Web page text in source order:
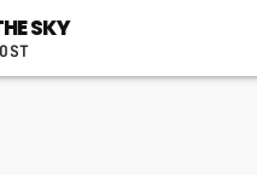
varius laoreet
SKY